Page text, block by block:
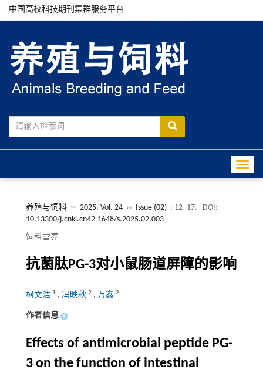
中国高校科技期刊集群服务平台
养殖与饲料 ›› 2025, Vol. 24 ›› Issue (02) : 12 -17.
DOI:
10.13300/j.cnki.cn42-1648/s.2025.02.003
饲料营养
抗菌肽PG-3对小鼠肠道屏障的影响
柯文浩 1 , 冯映秋 2 , 万鑫 2
作者信息 +
Effects of antimicrobial peptide PG-
3 on the function of intestinal